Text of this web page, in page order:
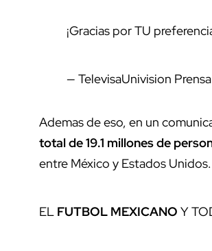
¡Gracias por TU
— TelevisaUnivision
Ademas de eso, en un
total de 19.1 millones de
entre México y Estados Unidos.
EL FUTBOL MEXICANO Y